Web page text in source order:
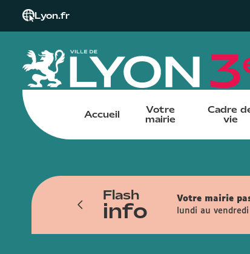
Lyon.fr
Accueil
Votre
mairie
Cadre
vie
Flash
info
du 6 juillet au 13 novembre. Les
la rue de la Part-Dieu, la rue
Votre mairie
lundi au